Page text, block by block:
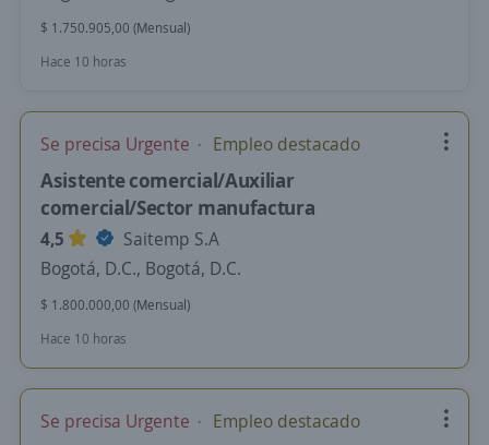
$ 1.750.905,00 (Mensual)
Hace 10 horas
Se precisa Urgente Empleo destacado
Asistente comercial/Auxiliar
comercial/Sector manufactura
4,5
Saitemp S.A
Bogotá, D.C., Bogotá, D.C.
$ 1.800.000,00 (Mensual)
Hace 10 horas
Se precisa Urgente Empleo destacado